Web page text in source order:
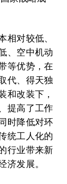
相对较低、
、空中机动
等优势，在
代、得天独
和改装下，
提高了工作
时降低对环
统工人化的
行业带来新
济发展。